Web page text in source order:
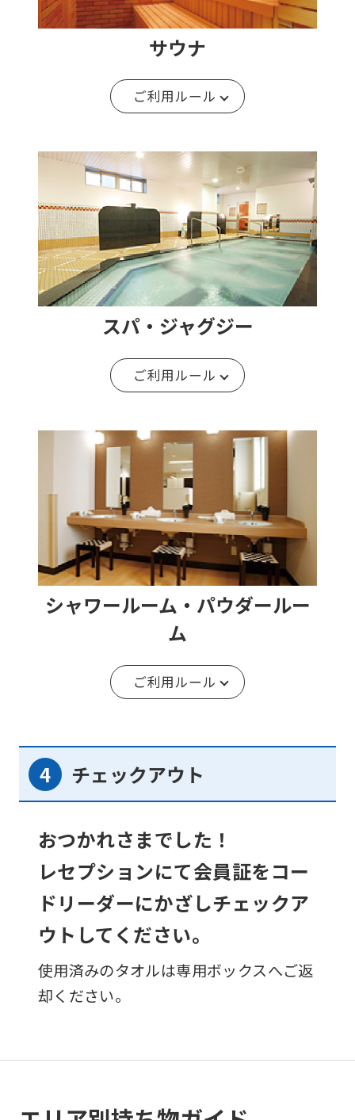
サウナ
ご利用ルール
スパ・ジャグジー
ご利用ルール
シャワールーム・パウダールー
ム
ご利用ルール
チェックアウト
おつかれさまでした！
レセプションにて会員証をコー
ドリーダーにかざしチェックア
ウトしてください。
使用済みのタオルは専用ボックスへご返
却ください。